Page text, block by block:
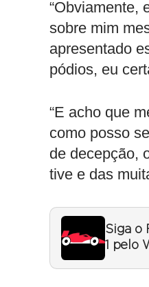
“Obviamente,
sobre mim
apresentado
pódios, eu
“E acho que
como posso
de decepção,
tive e das
Siga o
1 pelo